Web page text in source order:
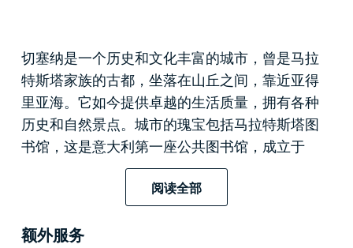
切塞纳是一个历史和文化丰富的城市，曾是马拉
特斯塔家族的古都，坐落在山丘之间，靠近亚得
里亚海。它如今提供卓越的生活质量，拥有各种
历史和自然景点。城市的瑰宝包括马拉特斯塔图
书馆，这是意大利第一座公共图书馆，成立于
1452年，并在2005年被联合国教科文组织认定
为“世界记忆”。切塞纳的马拉特斯塔堡垒是罗马涅
最雄伟的堡垒之一，承载着丰富的历史。
阅读全部
额外服务